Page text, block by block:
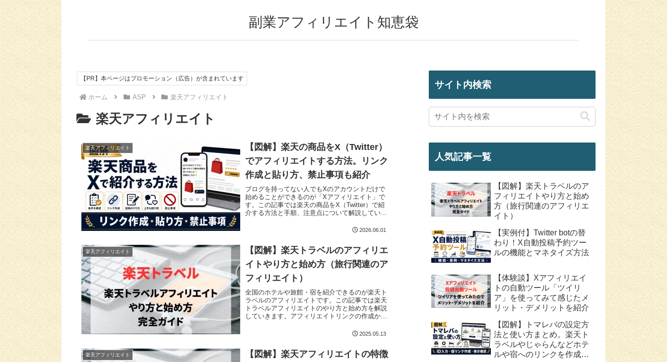
副業アフィリエイト知恵袋
【PR】本ページはプロモーション（広告）が含まれています
ホーム ASP 楽天アフィリエイト
楽天アフィリエイト
楽天アフィリエイト
【図解】楽天の商品をX（Twitter）
でアフィリエイトする方法。リンク
作成と貼り方、禁止事項も紹介
ブログを持ってない人でもXのアカウントだけで
始めることができるのが「Xアフィリエイト」で
す。この記事では楽天の商品をX（Twitter）で紹
介する方法と手順、注意点について解説していき
2026.06.01
楽天アフィリエイト
【図解】楽天トラベルのアフィリエ
イトやり方と始め方（旅行関連のア
フィリエイト）
全国のホテルや旅館・宿を紹介できるのが楽天ト
ラベルのアフィリエイトです。この記事では楽天
トラベルアフィリエイトのやり方と始め方を解説
していきます。アフィリエイトリンクの作成から
2025.05.13
楽天アフィリエイト
【図解】楽天アフィリエイトの特徴
サイト内検索
人気記事一覧
【図解】楽天トラベルのア
フィリエイトやり方と始め
方（旅行関連のアフィリエ
イト）
【実例付】Twitter botの替
わり！X自動投稿予約ツー
ルの機能とマネタイズ方法
【体験談】Xアフィリエイ
トの自動ツール「ツイリ
ア」を使ってみて感じたメ
リット・デメリットを紹介
【図解】トマレバの設定方
法と使い方まとめ。楽天ト
ラベルやじゃらんなどホテ
ルや宿へのリンクを作成で